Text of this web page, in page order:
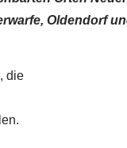
Oldendorf
die